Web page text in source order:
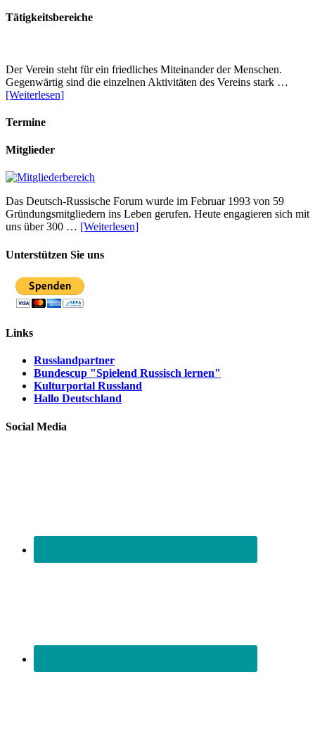
Tätigkeitsbereiche
Der Verein steht für ein friedliches Miteinander der Menschen.
Gegenwärtig sind die einzelnen Aktivitäten des Vereins stark …
[Weiterlesen]
Termine
Mitglieder
Das Deutsch-Russische Forum wurde im Februar 1993 von 59
Gründungsmitgliedern ins Leben gerufen. Heute engagieren sich mit
uns über 300 … [Weiterlesen]
Unterstützen Sie uns
Links
Russlandpartner
Bundescup "Spielend Russisch lernen"
Kulturportal Russland
Hallo Deutschland
Social Media